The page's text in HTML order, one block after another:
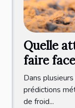
Quelle
faire
France ?
Dans
prédictions
de froid...